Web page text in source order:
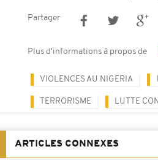
Partager
Plus d'informations à propos de
VIOLENCES AU NIGERIA
TERRORISME LUTTE
ARTICLES CONNEXES